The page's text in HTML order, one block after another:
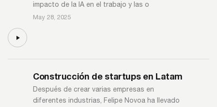
impacto de la IA en el trabajo y las o
May 28, 2025
Construcción de startups en Latam
Después de crear varias empresas en
diferentes industrias, Felipe Novoa ha llevado